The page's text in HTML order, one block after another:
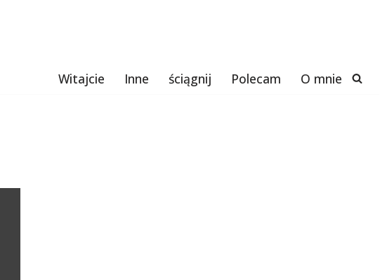
Witajcie Inne ściągnij Polecam O mnie